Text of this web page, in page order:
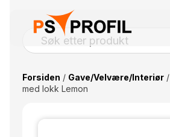
Forsiden / Gave/Velvære/Interiør/
med lokk Lemon